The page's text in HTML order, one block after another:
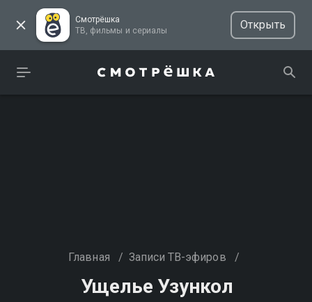
Смотрёшка
ТВ, фильмы и сериалы
Открыть
Главная / Записи ТВ-эфиров /
Ущелье Узункол